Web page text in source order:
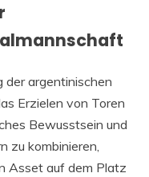
der argentinischen
Erzielen von Toren
Bewusstsein und
zu kombinieren,
Asset auf dem Platz